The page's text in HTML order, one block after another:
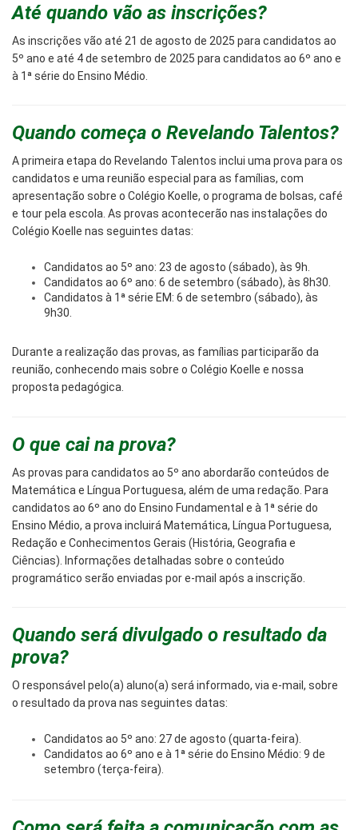
Até quando vão as inscrições?
As inscrições vão até 21 de agosto de 2025 para candidatos ao
5º ano e até 4 de setembro de 2025 para candidatos ao 6º ano e
à 1ª série do Ensino Médio.
Quando começa o Revelando Talentos?
A primeira etapa do Revelando Talentos inclui uma prova para os
candidatos e uma reunião especial para as famílias, com
apresentação sobre o Colégio Koelle, o programa de bolsas, café
e tour pela escola. As provas acontecerão nas instalações do
Colégio Koelle nas seguintes datas:
Candidatos ao 5º ano: 23 de agosto (sábado), às 9h.
Candidatos ao 6º ano: 6 de setembro (sábado), às 8h30.
Candidatos à 1ª série EM: 6 de setembro (sábado), às
9h30.
Durante a realização das provas, as famílias participarão da
reunião, conhecendo mais sobre o Colégio Koelle e nossa
proposta pedagógica.
O que cai na prova?
As provas para candidatos ao 5º ano abordarão conteúdos de
Matemática e Língua Portuguesa, além de uma redação. Para
candidatos ao 6º ano do Ensino Fundamental e à 1ª série do
Ensino Médio, a prova incluirá Matemática, Língua Portuguesa,
Redação e Conhecimentos Gerais (História, Geografia e
Ciências). Informações detalhadas sobre o conteúdo
programático serão enviadas por e-mail após a inscrição.
Quando será divulgado o resultado da
prova?
O responsável pelo(a) aluno(a) será informado, via e-mail, sobre
o resultado da prova nas seguintes datas:
Candidatos ao 5º ano: 27 de agosto (quarta-feira).
Candidatos ao 6º ano e à 1ª série do Ensino Médio: 9 de
setembro (terça-feira).